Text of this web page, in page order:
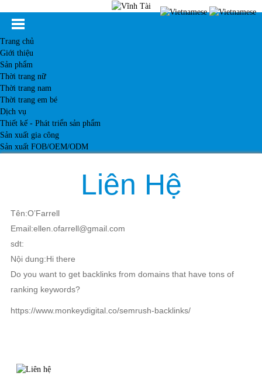
Trang chủ
Giới thiệu
Sản phẩm
Thời trang nữ
Thời trang nam
Thời trang em bé
Dịch vụ
Thiết kế - Phát triển sản phẩm
Sản xuất gia công
Sản xuất FOB/OEM/ODM
Liên Hệ
Tên:O’Farrell
Email:ellen.ofarrell@gmail.com
sdt:
Nội dung:Hi there
Do you want to get backlinks from domains that have tons of
ranking keywords?
https://www.monkeydigital.co/semrush-backlinks/